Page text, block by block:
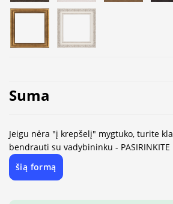
Suma
Jeigu nėra "į krepšelį" mygtuko, turite
bendrauti su vadybininku -
šią formą